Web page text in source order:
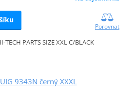
Porovnat
TECH PARTS SIZE XXL C/BLACK
9343N černý XXXL